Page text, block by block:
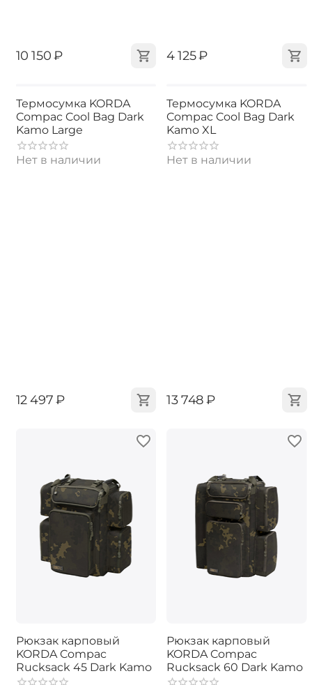
‍10 150‍₽ ‍4 125‍₽
Термосумка KORDA
Compac Cool Bag Dark
Kamo Large
Нет в наличии
‍12 497‍₽
Термосумка KORDA
Compac Cool Bag Dark
Kamo XL
Нет в наличии
‍13 748‍₽
Рюкзак карповый
KORDA Compac
Rucksack 45 Dark Kamo
Рюкзак карповый
KORDA Compac
Rucksack 60 Dark Kamo